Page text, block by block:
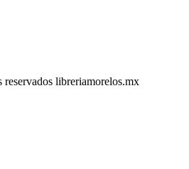
libreriamorelos.mx